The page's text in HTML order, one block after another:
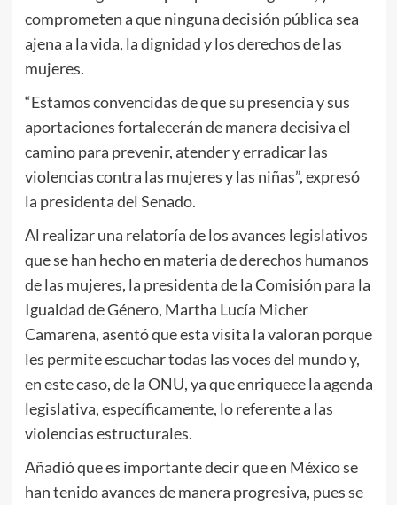
comprometen a que ninguna decisión pública sea
ajena a la vida, la dignidad y los derechos de las
mujeres.
“Estamos convencidas de que su presencia y sus
aportaciones fortalecerán de manera decisiva el
camino para prevenir, atender y erradicar las
violencias contra las mujeres y las niñas”, expresó
la presidenta del Senado.
Al realizar una relatoría de los avances legislativos
que se han hecho en materia de derechos humanos
de las mujeres, la presidenta de la Comisión para la
Igualdad de Género, Martha Lucía Micher
Camarena, asentó que esta visita la valoran porque
les permite escuchar todas las voces del mundo y,
en este caso, de la ONU, ya que enriquece la agenda
legislativa, específicamente, lo referente a las
violencias estructurales.
Añadió que es importante decir que en México se
han tenido avances de manera progresiva, pues se